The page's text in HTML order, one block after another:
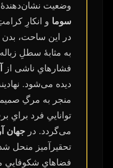
وضعیت نشان‌دهندهٔ
سوما و انکارِ
در این ساحت، بدن
به مثابهٔ سطلِ
فشارهایِ ناشی از
دیده می‌شود.
منجر به مرگِ
تواناییِ فرد برایِ
می‌گردد. در جهان
تحقیرآمیز منحل
فضاهایِ شکوفاییِ